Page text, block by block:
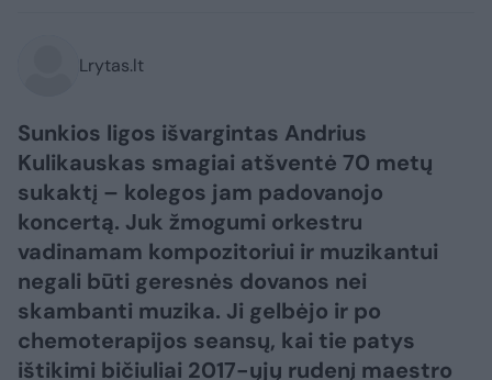
Lrytas.lt
Sunkios ligos išvargintas Andrius
Kulikauskas smagiai atšventė 70 metų
sukaktį – kolegos jam padovanojo
koncertą. Juk žmogumi orkestru
vadinamam kompozitoriui ir muzikantui
negali būti geresnės dovanos nei
skambanti muzika. Ji gelbėjo ir po
chemoterapijos seansų, kai tie patys
ištikimi bičiuliai 2017-ųjų rudenį maestro